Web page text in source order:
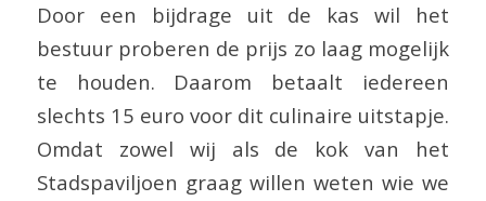
Door een bijdrage uit de kas wil het
bestuur proberen de prijs zo laag mogelijk
te houden. Daarom betaalt iedereen
slechts 15 euro voor dit culinaire uitstapje.
Omdat zowel wij als de kok van het
Stadspaviljoen graag willen weten wie we